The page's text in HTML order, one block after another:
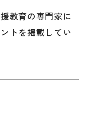
教育の専門家に
トを掲載してい